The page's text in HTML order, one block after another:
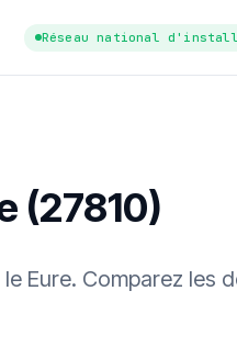
Réseau national
(27810)
Eure. Comparez les